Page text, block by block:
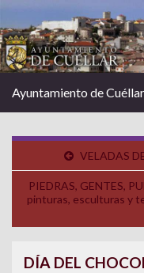
Ayuntamiento de Cuéllar
VELADAS
PIEDRAS, GENTES,
pinturas, esculturas y
DÍA DEL